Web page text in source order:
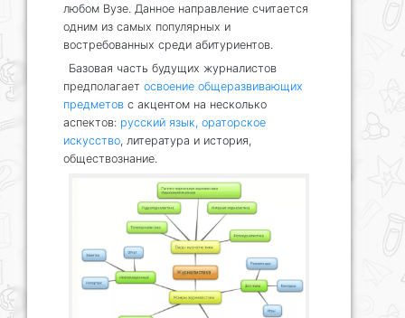
любом Вузе. Данное направление считается
одним из самых популярных и
востребованных среди абитуриентов.
Базовая часть будущих журналистов
предполагает освоение общеразвивающих
предметов с акцентом на несколько
аспектов: русский язык, ораторское
искусство, литература и история,
обществознание.